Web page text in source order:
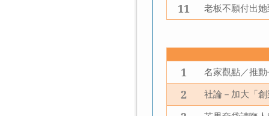
11 老板不願付出
1 名家觀點／推
2 社論－加大「